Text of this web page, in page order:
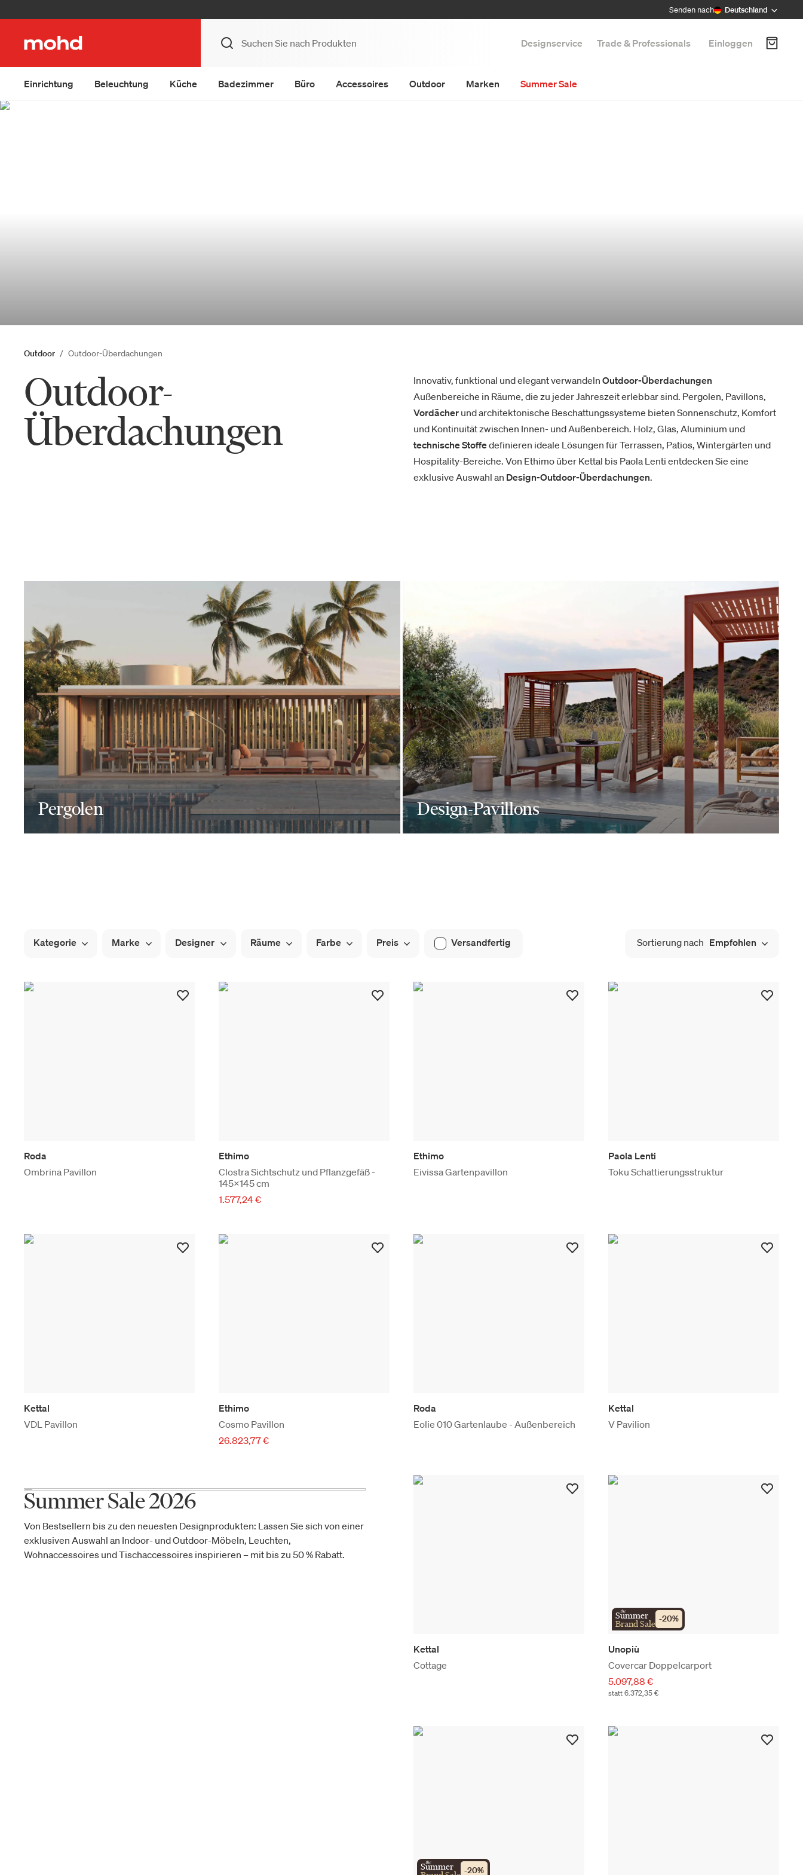
Senden nach Deutschland
Designservice Trade & Professionals Einloggen
Einrichtung Beleuchtung Küche Badezimmer Büro Accessoires Outdoor Marken Summer Sale
Outdoor Outdoor-Überdachungen
Outdoor-
Überdachungen
Innovativ, funktional und elegant verwandeln Outdoor-Überdachungen
Außenbereiche in Räume, die zu jeder Jahreszeit erlebbar sind. Pergolen, Pavillons,
Vordächerund architektonische Beschattungssysteme bieten Sonnenschutz, Komfort
und Kontinuität zwischen Innen- und Außenbereich. Holz, Glas, Aluminium und
technischeStoffedefinieren ideale Lösungen für Terrassen, Patios, Wintergärten und
Hospitality-Bereiche. Von Ethimo über Kettal bis Paola Lenti entdecken Sie eine
exklusive Auswahl an Design-Outdoor-Überdachungen.
Pergolen Design-Pavillons
Kategorie Marke Designer Räume Farbe Preis Versandfertig Sortierung nach Empfohlen
Roda
Ombrina Pavillon
Ethimo
Clostra Sichtschutz und Pflanzgefäß -
145x145 cm
1.577,24 €
Ethimo
Eivissa Gartenpavillon
Paola Lenti
Toku Schattierungsstruktur
Kettal
VDL Pavillon
Ethimo
Cosmo Pavillon
26.823,77 €
Roda
Eolie 010 Gartenlaube - Außenbereich
Kettal
V Pavilion
Summer Sale 2026
Von Bestsellern bis zu den neuesten Designprodukten: Lassen Sie sich von einer
exklusiven Auswahl an Indoor- und Outdoor-Möbeln, Leuchten,
Wohnaccessoires und Tischaccessoires inspirieren – mit bis zu 50 % Rabatt.
Kettal
Cottage
the
Summer
Brand Sale -20%
Unopiù
Covercar Doppelcarport
5.097,88 €
statt 6.372,35 €
the
Summer -20%